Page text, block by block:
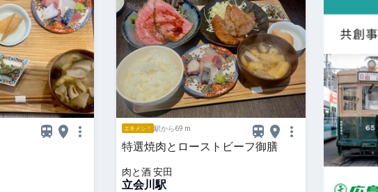
エキメシ！ 駅から69 m
特選焼肉とローストビーフ御膳
肉と酒 安田
立会川駅